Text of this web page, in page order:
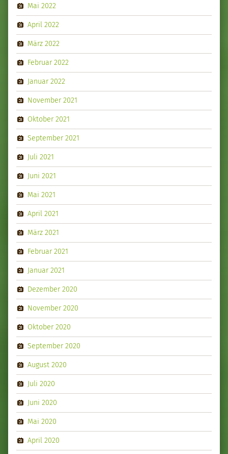
Mai 2022
April 2022
März 2022
Februar 2022
Januar 2022
November 2021
Oktober 2021
September 2021
Juli 2021
Juni 2021
Mai 2021
April 2021
März 2021
Februar 2021
Januar 2021
Dezember 2020
November 2020
Oktober 2020
September 2020
August 2020
Juli 2020
Juni 2020
Mai 2020
April 2020